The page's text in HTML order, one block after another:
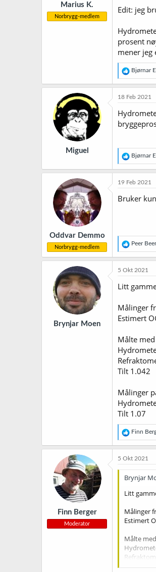
Marius K.
Norbrygg-medlem
Edit: jeg
prosent
mener jeg
R
e
a
k
j
o
n
:
Bjørnar E
Miguel
18 Feb 2021
R
e
a
k
j
o
:
Bjørnar E
Oddvar Demmo
Norbrygg-medlem
19 Feb 2021
Bruker
R
e
a
k
o
e
Peer Beer
Brynjar Moen
5 Okt 2021
Litt
Målinger
Estimert
Målte
Tilt 1.042
Målinger
Tilt 1.07
R
e
a
k
j
o
e
:
Finn
Finn Berger
Moderator
5 Okt 2021
Brynjar
Litt
Målinger
Estimert
Målte